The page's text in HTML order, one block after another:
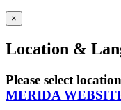
×
Location &
Please select
MERIDA